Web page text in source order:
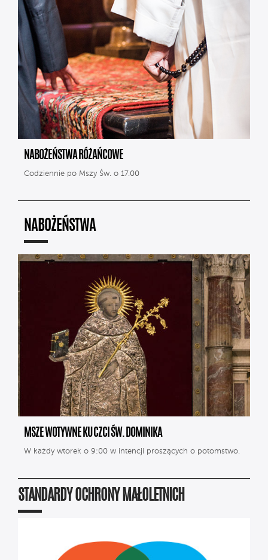
NABOŻEŃSTWA RÓŻAŃCOWE
Codziennie po Mszy Św. o 17.00
NABOŻEŃSTWA
MSZE WOTYWNE KU CZCI ŚW. DOMINIKA
W każdy wtorek o 9:00 w intencji proszących o potomstwo.
STANDARDY OCHRONY MAŁOLETNICH